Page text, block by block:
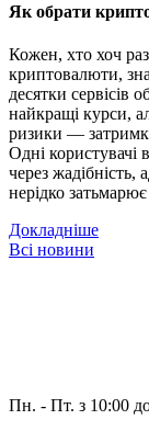
Як обрати
Кожен, хто хоч
криптовалюти,
десятки сервісів
найкращі курси,
ризики —
Одні користувачі
через
нерідко
Докладніше
Всі новини
Пн. - Пт. з 10:00